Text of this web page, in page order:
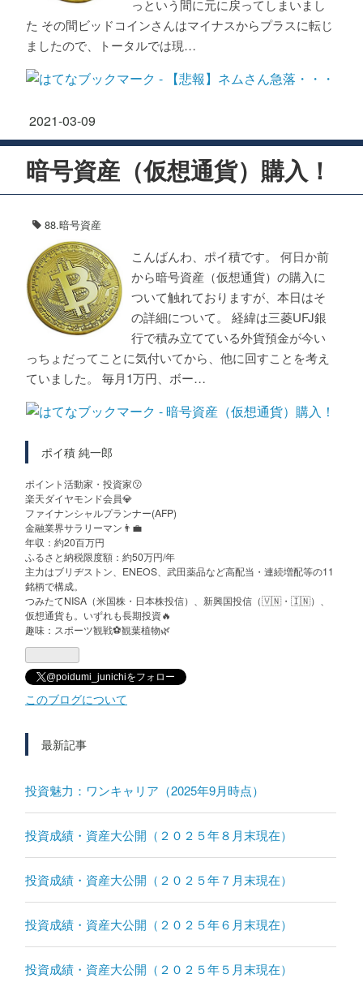
っという間に元に戻ってしまいまし
た その間ビッドコインさんはマイナスからプラスに転じ
ましたので、トータルでは現…
2021-03-09
暗号資産（仮想通貨）購入！
88.暗号資産
こんばんわ、ポイ積です。 何日か前
から暗号資産（仮想通貨）の購入に
ついて触れておりますが、本日はそ
の詳細について。 経緯は三菱UFJ銀
行で積み立てている外貨預金が今い
っちょだってことに気付いてから、他に回すことを考え
ていました。 毎月1万円、ボー…
ポイ積 純一郎
ポイント活動家・投資家😗
楽天ダイヤモンド会員💎
ファイナンシャルプランナー(AFP)
金融業界サラリーマン👨‍💼
年収：約20百万円
ふるさと納税限度額：約50万円/年
主力はブリヂストン、ENEOS、武田薬品など高配当・連続増配等の11
銘柄で構成。
つみたてNISA（米国株・日本株投信）、新興国投信（🇻🇳・🇮🇳）、
仮想通貨も。いずれも長期投資🔥
趣味：スポーツ観戦⚽️観葉植物🌿
@poidumi_junichiをフォロー
このブログについて
最新記事
投資魅力：ワンキャリア（2025年9月時点）
投資成績・資産大公開（２０２５年８月末現在）
投資成績・資産大公開（２０２５年７月末現在）
投資成績・資産大公開（２０２５年６月末現在）
投資成績・資産大公開（２０２５年５月末現在）